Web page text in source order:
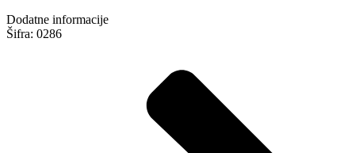
Dodatne informacije
Šifra: 0286